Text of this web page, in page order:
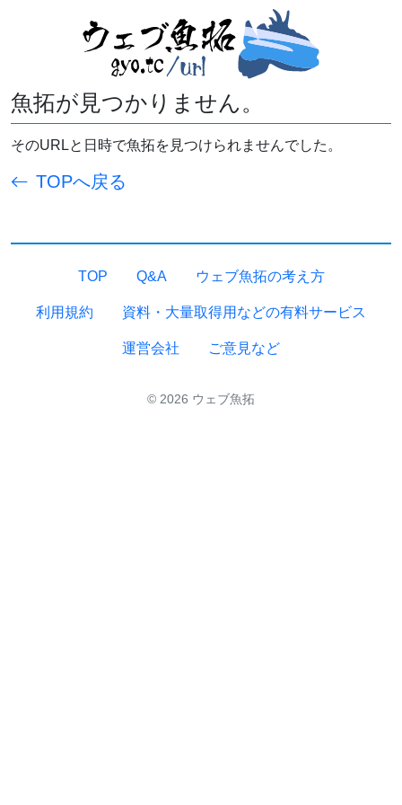
魚拓が見つかりません。
そのURLと日時で魚拓を見つけられませんでした。
TOPへ戻る
TOP Q&A ウェブ魚拓の考え方
利用規約 資料・大量取得用などの有料サービス
運営会社 ご意見など
© 2026 ウェブ魚拓